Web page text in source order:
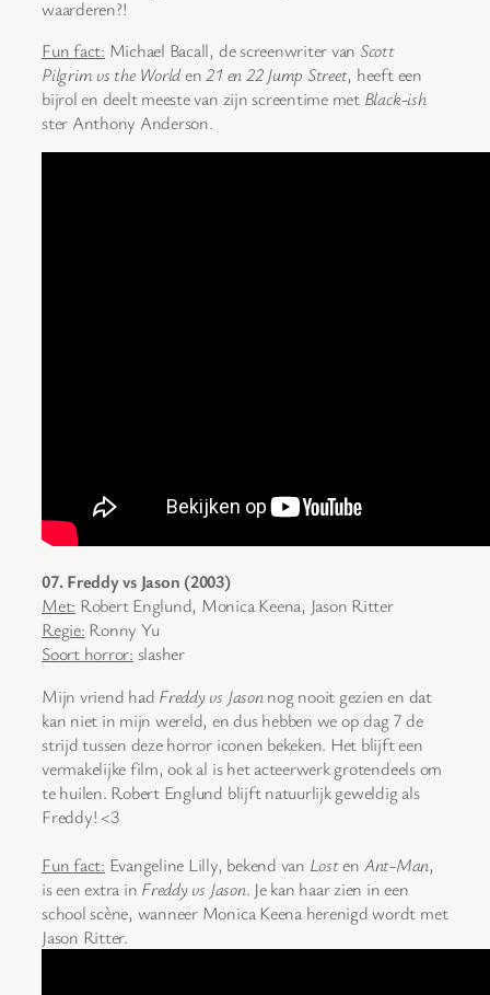
waarderen?!
Fun fact: Michael Bacall, de screenwriter van Scott
Pilgrim vs the Worlden21 en 22 Jump Street, heeft een
bijrol en deelt meeste van zijn screentime met Black-ish
ster Anthony Anderson.
07. Freddy vs Jason (2003)
Met: Robert Englund, Monica Keena, Jason Ritter
Regie: Ronny Yu
Soort horror: slasher
Mijn vriend had Freddy vs Jasonnog nooit gezien en dat
kan niet in mijn wereld, en dus hebben we op dag 7 de
strijd tussen deze horror iconen bekeken. Het blijft een
vermakelijke film, ook al is het acteerwerk grotendeels om
te huilen. Robert Englund blijft natuurlijk geweldig als
Freddy! <3
Fun fact: Evangeline Lilly, bekend van Losten Ant-Man,
is een extra in Freddy vs Jason. Je kan haar zien in een
school scène, wanneer Monica Keena herenigd wordt met
Jason Ritter.